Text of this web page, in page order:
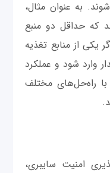
به عنوان مثال،
که حداقل دو منبع
یکی از منابع تغذیه
وارد شود و عملکرد
راه‌حل‌های مختلف
امنیت سایبری،